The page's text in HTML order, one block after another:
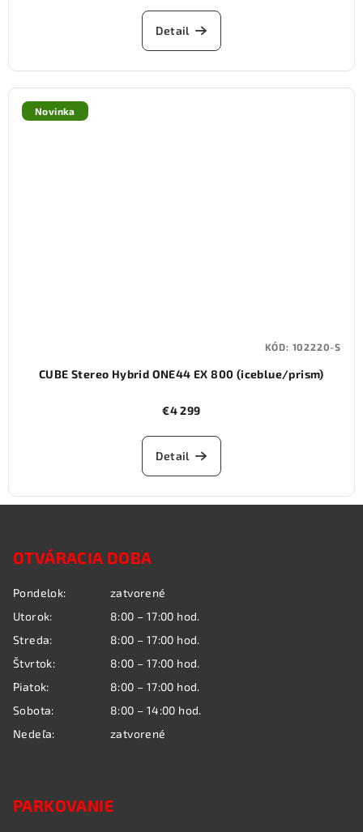
Detail
Novinka
CUBE Stereo Hybrid ONE44 EX 800 (iceblue/prism)
€4 299
Detail
KÓD: 102220-S
OTVÁRACIA DOBA
Pondelok:
zatvorené
Utorok:
8:00 – 17:00 hod.
Streda:
8:00 – 17:00 hod.
Štvrtok:
8:00 – 17:00 hod.
Piatok:
8:00 – 17:00 hod.
Sobota:
8:00 – 14:00 hod.
Nedeľa:
zatvorené
PARKOVANIE